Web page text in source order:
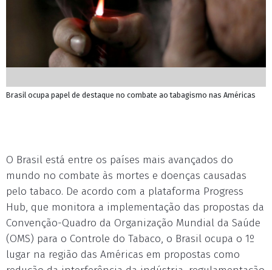
Brasil ocupa papel de destaque no combate ao tabagismo nas Américas
O Brasil está entre os países mais avançados do
mundo no combate às mortes e doenças causadas
pelo tabaco. De acordo com a plataforma Progress
Hub, que monitora a implementação das propostas da
Convenção-Quadro da Organização Mundial da Saúde
(OMS) para o Controle do Tabaco, o Brasil ocupa o 1º
lugar na região das Américas em propostas como